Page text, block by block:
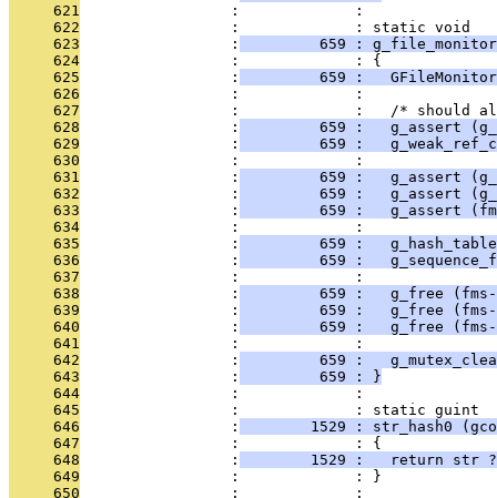
     621
                 :             :
     622
                 :             : static void
     623
                 :
659 :
     624
                 :             : {
     625
                 :
659 :
     626
                 :             :
     627
:             :   /* should
     628
                 :
659 :   g_assert
     629
                 :
659 :
     630
                 :             :
     631
                 :
659 :   g_assert
     632
                 :
659 :   g_assert
     633
                 :
659 :   g_assert
     634
                 :             :
     635
                 :
659 :
     636
                 :
659 :
     637
                 :             :
     638
                 :
659 :   g_free
     639
                 :
659 :   g_free
     640
                 :
659 :   g_free
     641
                 :             :
     642
                 :
659 :
     643
                 :
         659 : }
     644
                 :             :
     645
                 :             : static guint
     646
                 :
1529 : str_hash0
     647
                 :             : {
     648
                 :
1529 :   return str
     649
                 :             : }
     650
                 :             :